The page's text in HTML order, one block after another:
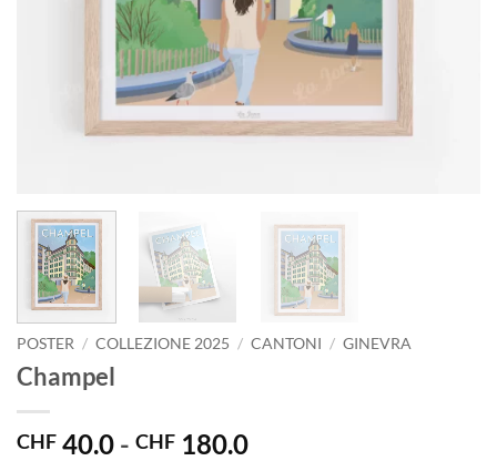
POSTER / COLLEZIONE 2025 / CANTONI / GINEVRA
Champel
CHF 40.0 - CHF 180.0Fascia